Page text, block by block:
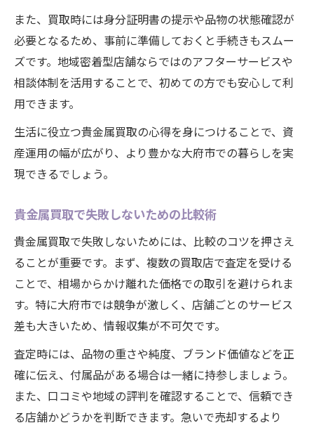
また、買取時には身分証明書の提示や品物の状態確認が
必要となるため、事前に準備しておくと手続きもスムー
ズです。地域密着型店舗ならではのアフターサービスや
相談体制を活用することで、初めての方でも安心して利
用できます。
生活に役立つ貴金属買取の心得を身につけることで、資
産運用の幅が広がり、より豊かな大府市での暮らしを実
現できるでしょう。
貴金属買取で失敗しないための比較術
貴金属買取で失敗しないためには、比較のコツを押さえ
ることが重要です。まず、複数の買取店で査定を受ける
ことで、相場からかけ離れた価格での取引を避けられま
す。特に大府市では競争が激しく、店舗ごとのサービス
差も大きいため、情報収集が不可欠です。
査定時には、品物の重さや純度、ブランド価値などを正
確に伝え、付属品がある場合は一緒に持参しましょう。
また、口コミや地域の評判を確認することで、信頼でき
る店舗かどうかを判断できます。急いで売却するより